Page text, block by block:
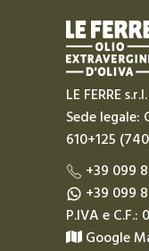
LE FERRE s.r.l.
Sede legale:
610+125
+39 099
+39 099
P.IVA e
Google